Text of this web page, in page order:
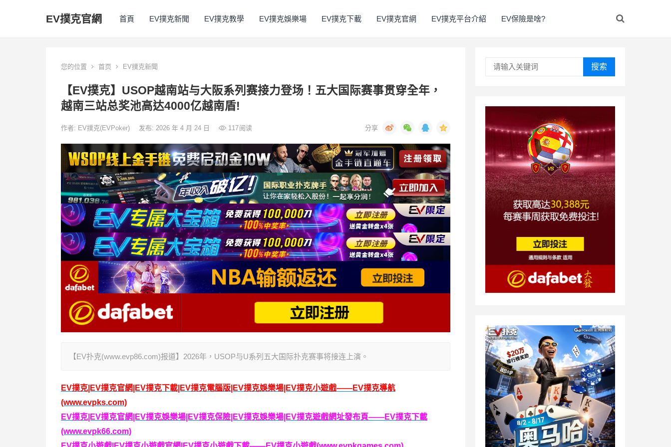
EV撲克官網 首頁 EV撲克新聞 EV撲克教學 EV撲克娛樂場 EV撲克下載 EV撲克官網 EV撲克平台介紹 EV保險是啥?
您的位置 首页 EV撲克新聞
【EV撲克】USOP越南站与大阪系列赛接力登场！五大国际赛事贯穿全年，
越南三站总奖池高达4000亿越南盾!
作者: EV撲克(EVPoker) 发布: 2026 年 4 月 24 日 117阅读
【EV扑克(www.evp86.com)报道】2026年，USOP与U系列五大国际扑克赛事将接连上演。
EV撲克|EV撲克官網|EV撲克下載|EV撲克電腦版|EV撲克娛樂場|EV撲克小遊戲——EV撲克導航
(www.evpks.com)
EV撲克|EV撲克官網|EV撲克娛樂場|EV撲克保險|EV撲克娛樂場|EV撲克遊戲網址發布頁——EV撲克下載
(www.evpk66.com)
搜索